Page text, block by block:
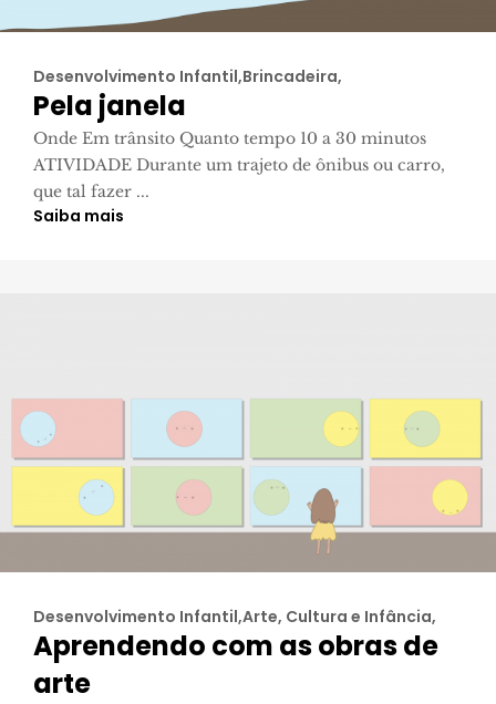
Desenvolvimento Infantil,Brincadeira,
Pela janela
Onde Em trânsito Quanto tempo 10 a 30 minutos
ATIVIDADE Durante um trajeto de ônibus ou carro,
que tal fazer ...
Saiba mais
Desenvolvimento Infantil,Arte, Cultura e Infância,
Aprendendo com as obras de
arte